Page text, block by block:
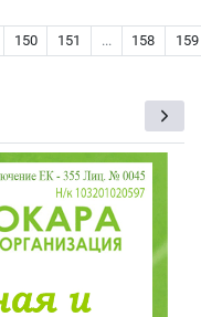
150 151 ... 158 159